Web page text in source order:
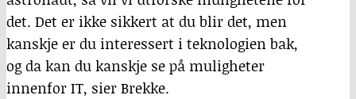
det. Det er ikke sikkert at du blir det, men
kanskje er du interessert i teknologien bak,
og da kan du kanskje se på muligheter
innenfor IT, sier Brekke.